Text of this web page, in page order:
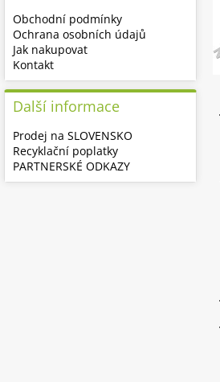
Obchodní podmínky
Ochrana osobních údajů
Jak nakupovat
Kontakt
Další informace
Prodej na SLOVENSKO
Recyklační poplatky
PARTNERSKÉ ODKAZY